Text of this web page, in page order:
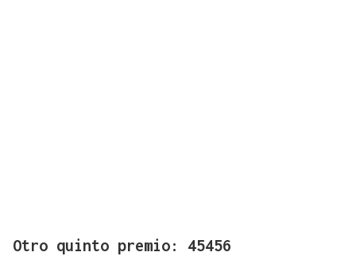
Otro quinto premio: 45456